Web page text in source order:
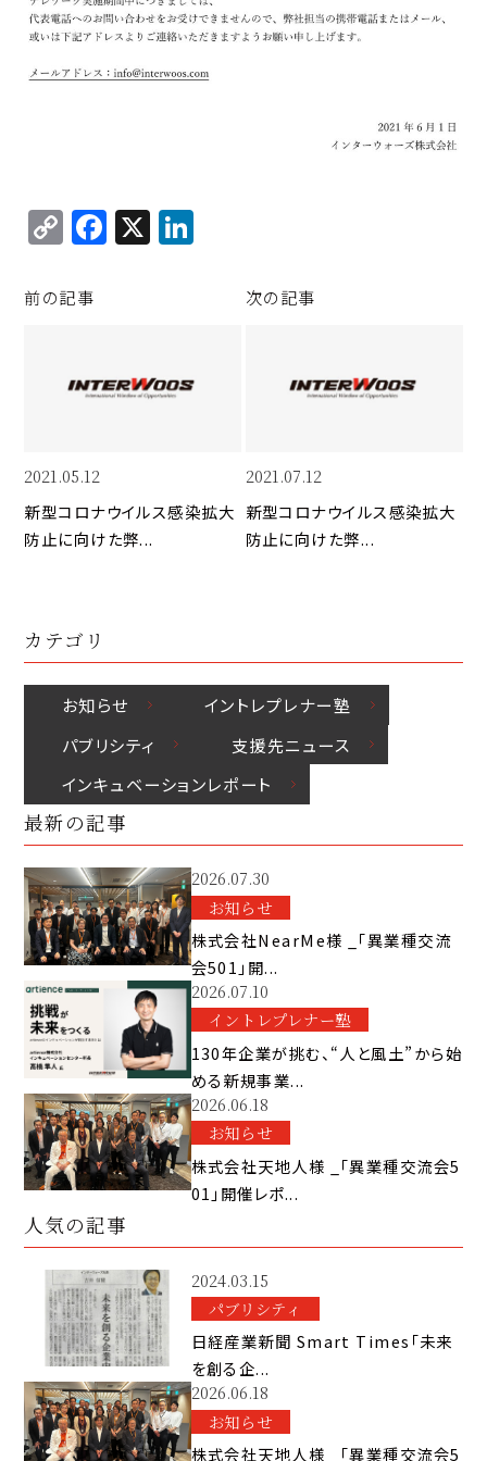
C
o
p
Li
n
F
a
b
o
X
d
I
前の記事
2021.05.12
新型コロナウイルス感染拡大
防止に向けた弊...
次の記事
2021.07.12
新型コロナウイルス感染拡大
防止に向けた弊...
カテゴリ
お知らせ
イントレプレナー塾
パブリシティ
⽀援先ニュース
インキュベーションレポート
最新の記事
2026.07.30
お知らせ
株式会社NearMe様 _「異業種交流
会501」開...
2026.07.10
イントレプレナー塾
130年企業が挑む、“人と風土”から始
める新規事業...
2026.06.18
お知らせ
株式会社天地人様 _「異業種交流会5
01」開催レポ...
人気の記事
2024.03.15
パブリシティ
日経産業新聞 Smart Times「未来
を創る企...
2026.06.18
お知らせ
株式会社天地人様 _「異業種交流会5